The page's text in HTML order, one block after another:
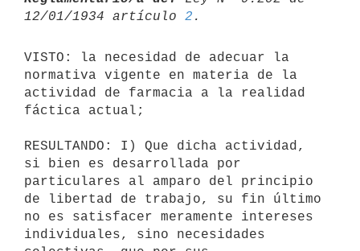
12/01/1934 artículo 2
VISTO: la necesidad de adecuar la
normativa vigente en materia de la
actividad de farmacia a la realidad
fáctica actual;
RESULTANDO: I) Que dicha actividad,
si bien es desarrollada por
particulares al amparo del principio
de libertad de trabajo, su fin último
no es satisfacer meramente intereses
individuales, sino necesidades